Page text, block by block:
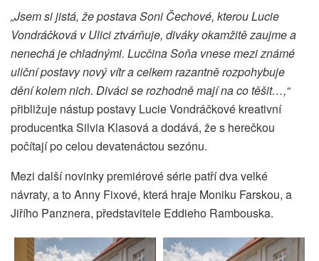
„Jsem si jistá, že postava Soni Čechové, kterou Lucie
Vondráčková v Ulici ztvárňuje, diváky okamžitě zaujme a
nenechá je chladnými. Lucčina Soňa vnese mezi známé
uliční postavy nový vítr a celkem razantně rozpohybuje
dění kolem nich. Diváci se rozhodně mají na co těšit…,“
přibližuje nástup postavy Lucie Vondráčkové kreativní
producentka Silvia Klasová a dodává, že s herečkou
počítají po celou devatenáctou sezónu.
Mezi další novinky premiérové série patří dva velké
návraty, a to Anny Fixové, která hraje Moniku Farskou, a
Jiřího Panznera, představitele Eddieho Rambouska.